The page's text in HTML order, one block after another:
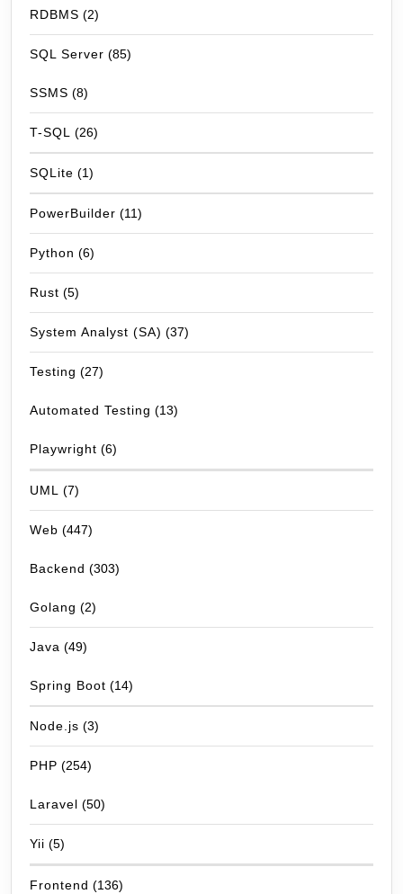
RDBMS (2)
SQL Server (85)
SSMS (8)
T-SQL (26)
SQLite (1)
PowerBuilder (11)
Python (6)
Rust (5)
System Analyst (SA) (37)
Testing (27)
Automated Testing (13)
Playwright (6)
UML (7)
Web (447)
Backend (303)
Golang (2)
Java (49)
Spring Boot (14)
Node.js (3)
PHP (254)
Laravel (50)
Yii (5)
Frontend (136)